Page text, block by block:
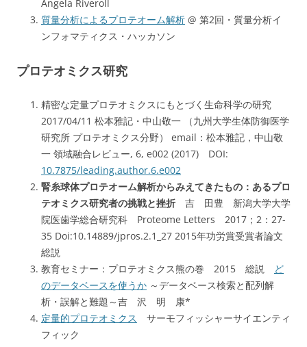
Angela Riveroll
質量分析によるプロテオーム解析 @ 第2回・質量分析イ
ンフォマティクス・ハッカソン
プロテオミクス研究
精密な定量プロテオミクスにもとづく生命科学の研究
2017/04/11 松本雅記・中山敬一 （九州大学生体防御医学
研究所 プロテオミクス分野） email：松本雅記，中山敬
一 領域融合レビュー, 6, e002 (2017) DOI:
10.7875/leading.author.6.e002
腎糸球体プロテオーム解析からみえてきたもの：あるプロ
テオミクス研究者の挑戦と挫折 吉 田豊 新潟大学大学
院医歯学総合研究科 Proteome Letters 2017；2：27-
35 Doi:10.14889/jpros.2.1_27 2015年功労賞受賞者論文
総説
教育セミナー：プロテオミクス熊の巻 2015 総説
ど
のデータベースを使うか ～データベース検索と配列解
析・誤解と難題～吉 沢 明 康*
定量的プロテオミクス
サーモフィッシャーサイエンティ
フィック